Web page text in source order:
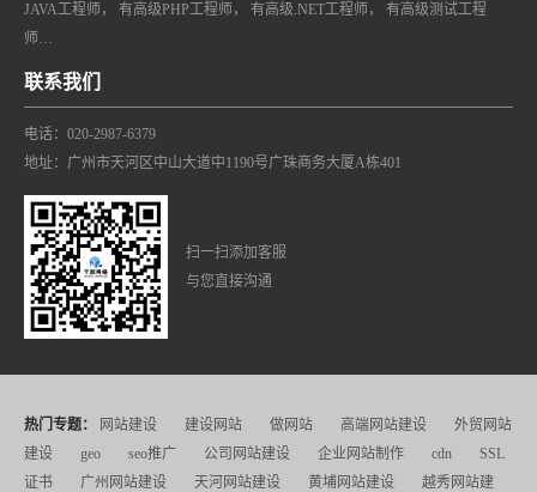
JAVA工程师， 有高级PHP工程师， 有高级.NET工程师， 有高级测试工程
师…
联系我们
电话：020-2987-6379
地址：广州市天河区中山大道中1190号广珠商务大厦A栋401
扫一扫添加客服
与您直接沟通
热门专题： 网站建设 建设网站 做网站 高端网站建设
外贸网站
建设
geo seo推广 公司网站建设 企业网站制作 cdn
SSL
证书
广州网站建设 天河网站建设 黄埔网站建设 越秀网站建